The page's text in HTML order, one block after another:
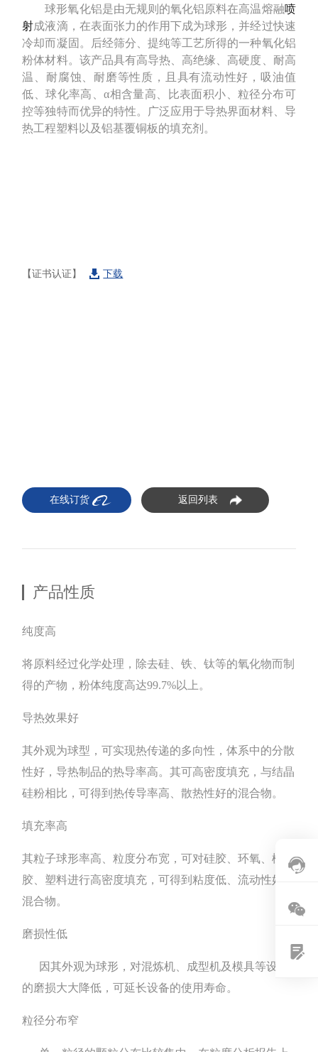
球形氧化铝是由无规则的氧化铝原料在高温熔融喷
射成液滴，在表面张力的作用下成为球形，并经过快速
冷却而凝固。后经筛分、提纯等工艺所得的一种氧化铝
粉体材料。该产品具有高导热、高绝缘、高硬度、耐高
温、耐腐蚀、耐磨等性质，且具有流动性好，吸油值
低、球化率高、α相含量高、比表面积小、粒径分布可
控等独特而优异的特性。广泛应用于导热界面材料、导
热工程塑料以及铝基覆铜板的填充剂。
【证书认证】 下载
在线订货 返回列表
产品性质
纯度高
将原料经过化学处理，除去硅、铁、钛等的氧化物而制
得的产物，粉体纯度高达99.7%以上。
导热效果好
其外观为球型，可实现热传递的多向性，体系中的分散
性好，导热制品的热导率高。其可高密度填充，与结晶
硅粉相比，可得到热传导率高、散热性好的混合物。
填充率高
其粒子球形率高、粒度分布宽，可对硅胶、环氧、橡
胶、塑料进行高密度填充，可得到粘度低、流动性好的
混合物。
磨损性低
因其外观为球形，对混炼机、成型机及模具等设备
的磨损大大降低，可延长设备的使用寿命。
粒径分布窄